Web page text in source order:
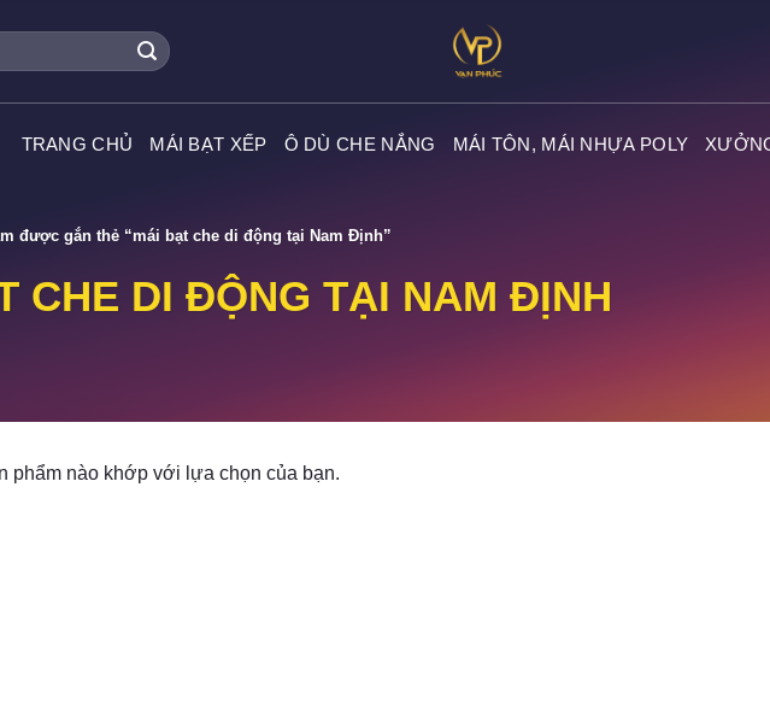
TRANG CHỦ MÁI BẠT XẾP Ô DÙ CHE NẮNG MÁI TÔN, MÁI NHỰA POLY
CHE DI ĐỘNG TẠI NAM ĐỊNH
được gắn thẻ “mái bạt che di động tại Nam Định”
phẩm nào khớp với lựa chọn của bạn.